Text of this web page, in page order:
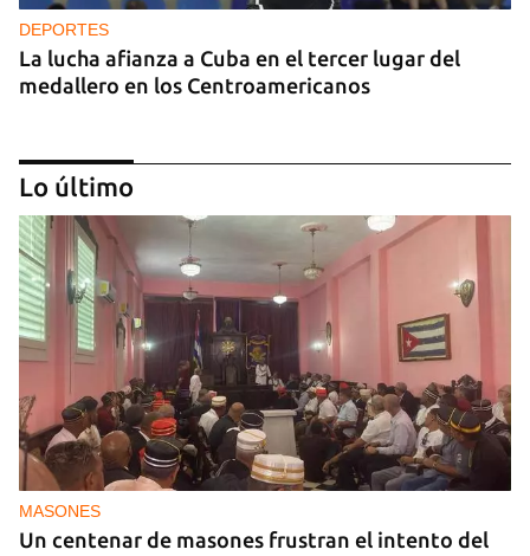
DEPORTES
La lucha afianza a Cuba en el tercer lugar del
medallero en los Centroamericanos
BALONCESTO CUBANO
La gloria del baloncesto cubano Félix Morales
sobrevive vendiendo productos
Lo último
MASONES
Un centenar de masones frustran el intento del